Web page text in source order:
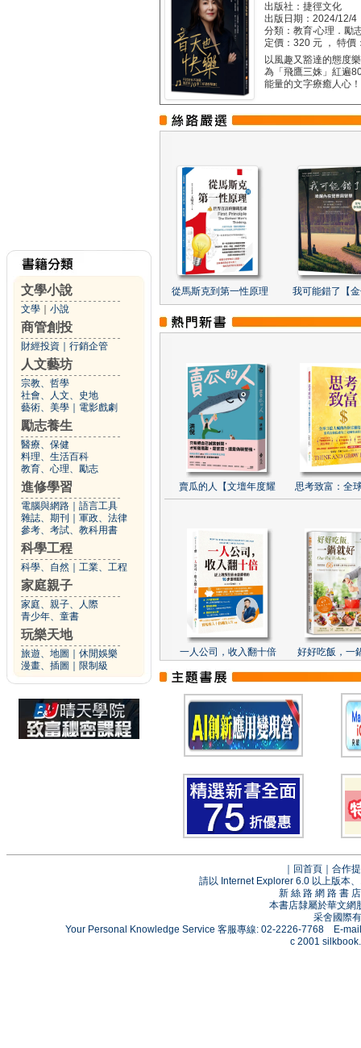
文學小說
文學 小說
商管創投
財經投資 行銷企管
人文藝坊
宗教、哲學
社會、人文、史地
藝術、美學
電影戲劇
勵志養生
醫療、保健
料理、生活百科
教育、心理、勵志
進修學習
電腦與網路
語言工具
雜誌、期刊
軍政、法律
參考、考試、教科用書
科學工程
科學、自然 工業、工程
家庭親子
家庭、親子、人際
青少年、童書
玩樂天地
旅遊、地圖
休閒娛樂
漫畫、插圖
限制級
出版社：捷徑文化
出版日期：2024/12/4
分類：教育‧心理．勵
定價：320 元 ， 特價
以風趣又豁達的態度
為「飛鷹三姝」紅遍
能量的文字療癒人心
從馬斯克到第一性原理 我可能錯了【
賣瓜的人【文壇年度耀 思考致富：全
一人公司，收入翻十倍 好好吃飯，一
回首頁
合作
請以 Internet Explorer 6.0 以上版本
新 絲 路 網 路 書
本書店隸屬於華文網
采舍國際
Your Personal Knowledge Service 客服專線: 02-2226-7768 E-
c 2001